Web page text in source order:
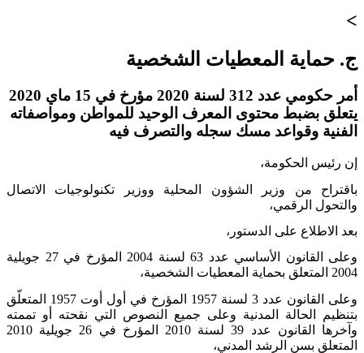
>
ج. حماية المعطيات الشخصية
أمر حكومي عدد 312 لسنة 2020 مؤرخ في 15 ماي 2020
يتعلق بضبط محتوى المعرف الوحيد للمواطن ومواصفاته
الفنية وقواعد مسك سجله والتصرف فيه
إن رئيس الحكومة،
باقتراح من وزير الشؤون المحلية ووزير تكنولوجيات الاتصال
والتحول الرقمي،
بعد الاطلاع على الدستور،
وعلى القانون الأساسي عدد 63 لسنة 2004 المؤرخ في 27 جويلية
2004 المتعلق بحماية المعطيات الشخصية،
وعلى القانون عدد 3 لسنة 1957 المؤرخ في أول أوت 1957 المتعلّق
بتنظيم الحالة المدنية وعلى جميع النصوص التي نقحته أو تممته
وآخرها القانون عدد 39 لسنة 2010 المؤرخ في 26 جويلية 2010
المتعلق بسن الرشد المدني،